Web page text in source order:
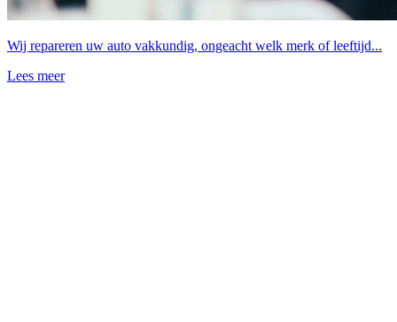
Wij repareren uw auto vakkundig, ongeacht welk merk of leeftijd...
Lees meer